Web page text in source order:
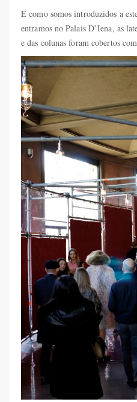
E como somos introduzidos a
entramos no Palais D’Iena, as
e das colunas foram cobertos